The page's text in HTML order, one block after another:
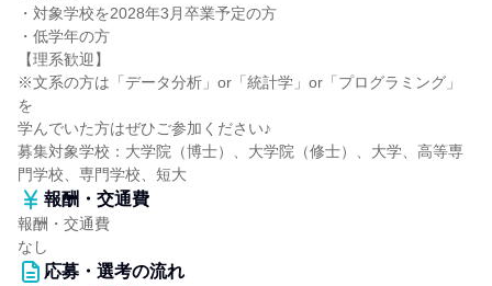
・対象学校を2028年3月卒業予定の方
・低学年の方
【理系歓迎】
※文系の方は「データ分析」or「統計学」or「プログラミング」
を
学んでいた方はぜひご参加ください♪
募集対象学校：大学院（博士）、大学院（修士）、大学、高等専
門学校、専門学校、短大
報酬・交通費
報酬・交通費
なし
応募・選考の流れ